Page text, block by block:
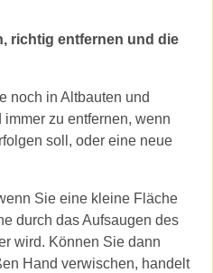
richtig entfernen und die
noch in Altbauten und
zu entfernen, wenn
soll, oder eine neue
Sie eine kleine Fläche
durch das Aufsaugen des
wird. Können Sie dann
Hand verwischen, handelt